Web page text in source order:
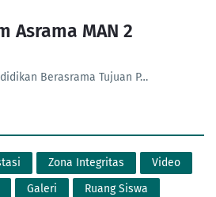
Asrama MAN 2
Berasrama Tujuan P…
Zona Integritas
Video
Galeri
Ruang Siswa